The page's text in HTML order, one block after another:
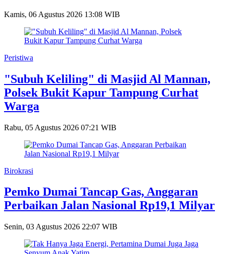
Kamis, 06 Agustus 2026 13:08 WIB
Peristiwa
"Subuh Keliling" di Masjid Al Mannan,
Polsek Bukit Kapur Tampung Curhat
Warga
Rabu, 05 Agustus 2026 07:21 WIB
Birokrasi
Pemko Dumai Tancap Gas, Anggaran
Perbaikan Jalan Nasional Rp19,1 Milyar
Senin, 03 Agustus 2026 22:07 WIB